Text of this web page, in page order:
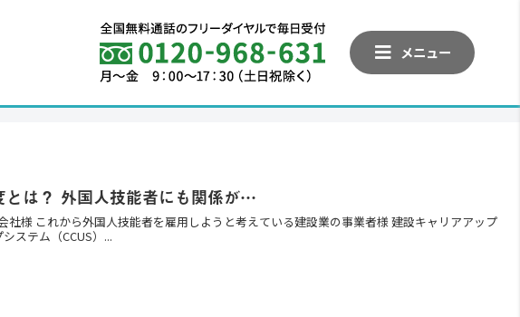
メニュー
とは？ 外国人技能者にも関係が…
様 これから外国人技能者を雇用しようと考えている建設業の事業者様 建設キャリアアップ
ステム（CCUS）...